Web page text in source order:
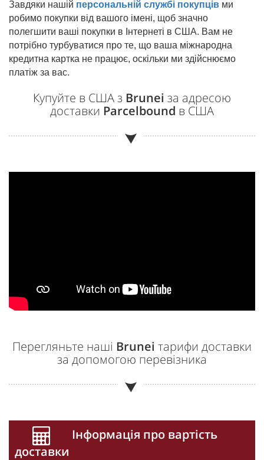
Завдяки нашій персональній службі покупців ми
робимо покупки від вашого імені, щоб значно
полегшити ваші покупки в Інтернеті в США. Вам не
потрібно турбуватися про те, що ваша міжнародна
кредитна картка не працює, оскільки ми здійснюємо
платіж за вас.
Купуйте в США з Brunei за адресою
доставки Parcelbound в США
Перегляньте наші Brunei тарифи доставки
за допомогою перевізника
Інформація про вартість
доставки